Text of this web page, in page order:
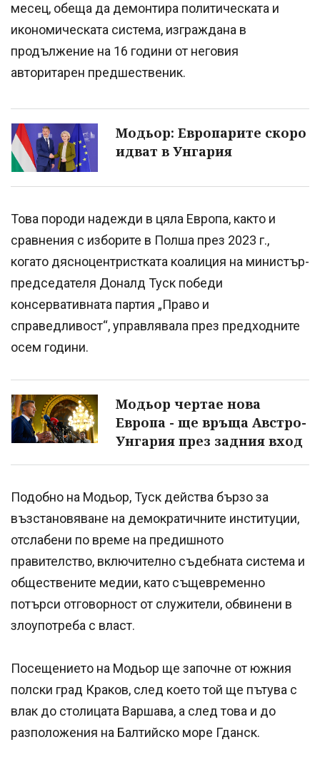
месец, обеща да демонтира политическата и
икономическата система, изграждана в
продължение на 16 години от неговия
авторитарен предшественик.
Модьор: Европарите скоро
идват в Унгария
Това породи надежди в цяла Европа, както и
сравнения с изборите в Полша през 2023 г.,
когато дясноцентристката коалиция на министър-
председателя Доналд Туск победи
консервативната партия „Право и
справедливост“, управлявала през предходните
осем години.
Модьор чертае нова
Европа - ще връща Австро-
Унгария през задния вход
Подобно на Модьор, Туск действа бързо за
възстановяване на демократичните институции,
отслабени по време на предишното
правителство, включително съдебната система и
обществените медии, като същевременно
потърси отговорност от служители, обвинени в
злоупотреба с власт.
Посещението на Модьор ще започне от южния
полски град Краков, след което той ще пътува с
влак до столицата Варшава, а след това и до
разположения на Балтийско море Гданск.